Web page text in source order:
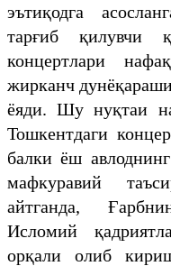
эътиқодга
тарғиб қилувчи
концертлари
жирканч
ёяди. Шу нуқтаи
Тошкентдаги
балки ёш
мафкуравий
айтганда,
Исломий
орқали олиб